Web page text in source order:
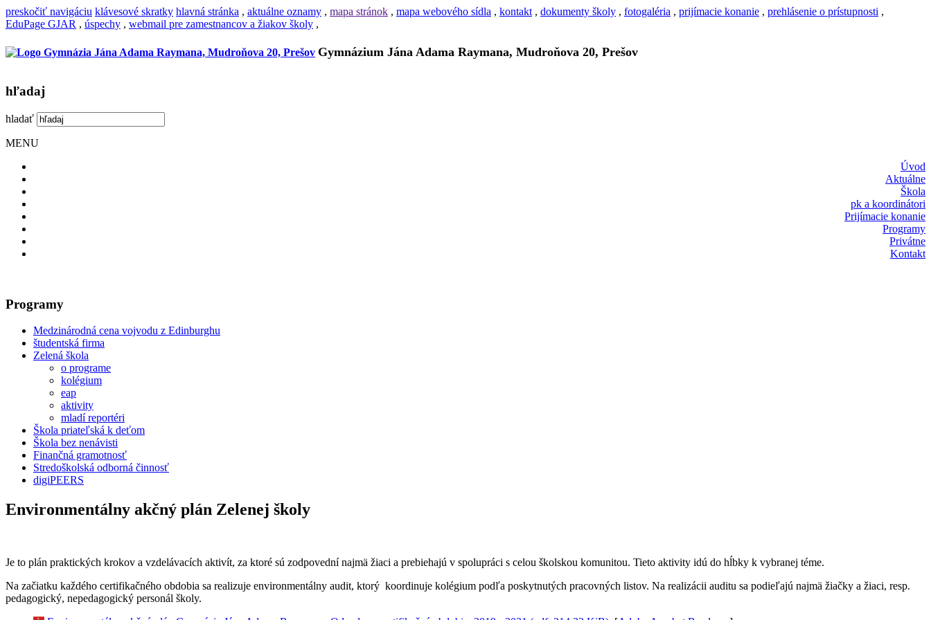
preskočiť navigáciu klávesové skratky hlavná stránka , aktuálne oznamy , mapa stránok , mapa webového sídla , kontakt , dokumenty školy , fotogaléria , prijímacie konanie , prehlásenie o prístupnosti ,
EduPage GJAR , úspechy , webmail pre zamestnancov a žiakov školy ,
Gymnázium Jána Adama Raymana, Mudroňova 20, Prešov
hľadaj
hladať
MENU
Úvod
Aktuálne
Škola
pk a koordinátori
Prijímacie konanie
Programy
Privátne
Kontakt
Programy
Medzinárodná cena vojvodu z Edinburghu
študentská firma
Zelená škola
o programe
kolégium
eap
aktivity
mladí reportéri
Škola priateľská k deťom
Škola bez nenávisti
Finančná gramotnosť
Stredoškolská odborná činnosť
digiPEERS
Environmentálny akčný plán Zelenej školy
Je to plán praktických krokov a vzdelávacích aktivít, za ktoré sú zodpovední najmä žiaci a prebiehajú v spolupráci s celou školskou komunitou. Tieto aktivity idú do hĺbky k vybranej téme.
Na začiatku každého certifikačného obdobia sa realizuje environmentálny audit, ktorý koordinuje kolégium podľa poskytnutých pracovných listov. Na realizácii auditu sa podieľajú najmä žiačky a žiaci, resp.
pedagogický, nepedagogický personál školy.